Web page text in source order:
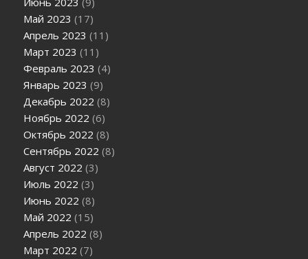
Май 2023 (17)
Апрель 2023 (11)
Март 2023 (11)
Февраль 2023 (4)
Январь 2023 (9)
Декабрь 2022 (8)
Ноябрь 2022 (6)
Октябрь 2022 (8)
Сентябрь 2022 (8)
Август 2022 (3)
Июль 2022 (3)
Июнь 2022 (8)
Май 2022 (15)
Апрель 2022 (8)
Март 2022 (7)